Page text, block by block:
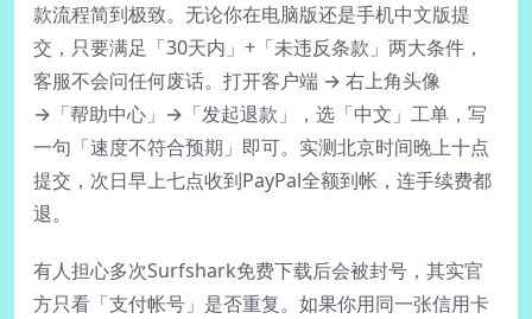
款流程简到极致。无论你在电脑版还是手机中文版提
交，只要满足「30天内」+「未违反条款」两大条件，
客服不会问任何废话。打开客户端 → 右上角头像
→「帮助中心」→「发起退款」，选「中文」工单，写
一句「速度不符合预期」即可。实测北京时间晚上十点
提交，次日早上七点收到PayPal全额到帐，连手续费都
退。
有人担心多次Surfshark免费下载后会被封号，其实官
方只看「支付帐号」是否重复。如果你用同一张信用卡